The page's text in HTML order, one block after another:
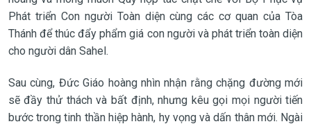
Phát triển Con người Toàn diện cùng các cơ quan của Tòa
Thánh để thúc đẩy phẩm giá con người và phát triển toàn diện
cho người dân Sahel.
Sau cùng, Đức Giáo hoàng nhìn nhận rằng chặng đường mới
sẽ đầy thử thách và bất định, nhưng kêu gọi mọi người tiến
bước trong tinh thần hiệp hành, hy vọng và dấn thân mới. Ngài